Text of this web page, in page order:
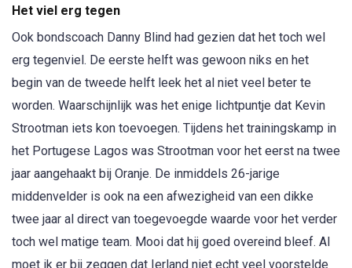
Het viel erg tegen
Ook bondscoach Danny Blind had gezien dat het toch wel
erg tegenviel. De eerste helft was gewoon niks en het
begin van de tweede helft leek het al niet veel beter te
worden. Waarschijnlijk was het enige lichtpuntje dat Kevin
Strootman iets kon toevoegen. Tijdens het trainingskamp in
het Portugese Lagos was Strootman voor het eerst na twee
jaar aangehaakt bij Oranje. De inmiddels 26-jarige
middenvelder is ook na een afwezigheid van een dikke
twee jaar al direct van toegevoegde waarde voor het verder
toch wel matige team. Mooi dat hij goed overeind bleef. Al
moet ik er bij zeggen dat Ierland niet echt veel voorstelde